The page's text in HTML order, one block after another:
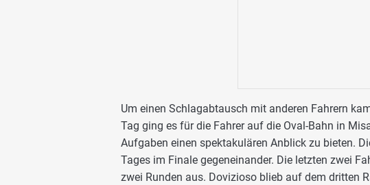
Um einen Schlagabtausch mit anderen Fahrern
Tag ging es für die Fahrer auf die Oval-Bahn in
Aufgaben einen spektakulären Anblick zu bieten.
Tages im Finale gegeneinander. Die letzten zwei
zwei Runden aus. Dovizioso blieb auf dem dritten